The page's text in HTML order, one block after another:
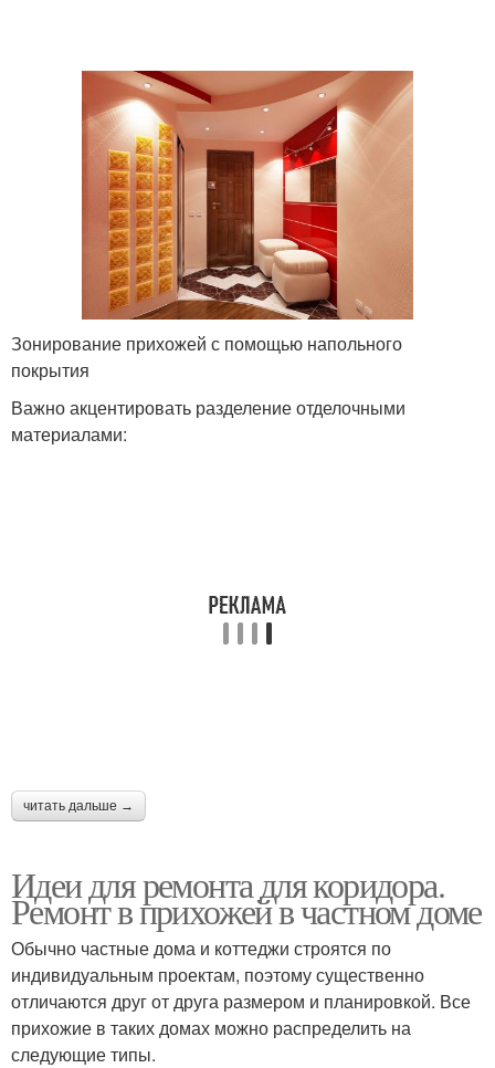
Зонирование прихожей с помощью напольного
покрытия
Важно акцентировать разделение отделочными
материалами:
читать дальше →
Идеи для ремонта для коридора.
Ремонт в прихожей в частном доме
Обычно частные дома и коттеджи строятся по
индивидуальным проектам, поэтому существенно
отличаются друг от друга размером и планировкой. Все
прихожие в таких домах можно распределить на
следующие типы.